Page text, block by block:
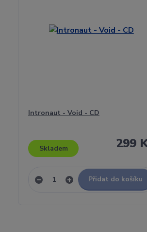
Intronaut - Void - CD
299
Skladem
Přidat do košíku